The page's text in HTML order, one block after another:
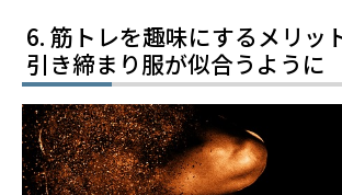
筋トレを趣味にするメリ
引き締まり服が似合うように